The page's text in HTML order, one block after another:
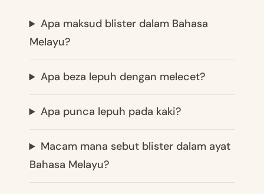
Apa maksud blister dalam Bahasa
Melayu?
Apa beza lepuh dengan melecet?
Apa punca lepuh pada kaki?
Macam mana sebut blister dalam ayat
Bahasa Melayu?